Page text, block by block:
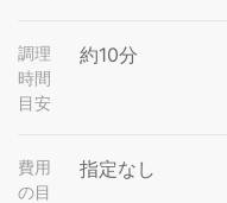
調理
時間
目安
約10分
費用
の目
指定なし